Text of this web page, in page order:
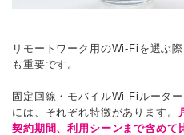
リモートワーク用のWi-Fiを選ぶ
も重要です。
固定回線・モバイルWi-Fiルータ
には、それぞれ特徴があります。
契約期間、利用シーンまで含めて